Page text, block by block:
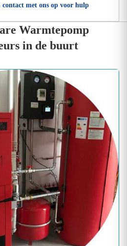
contact met ons op voor hulp
Warmtepomp
in de buurt